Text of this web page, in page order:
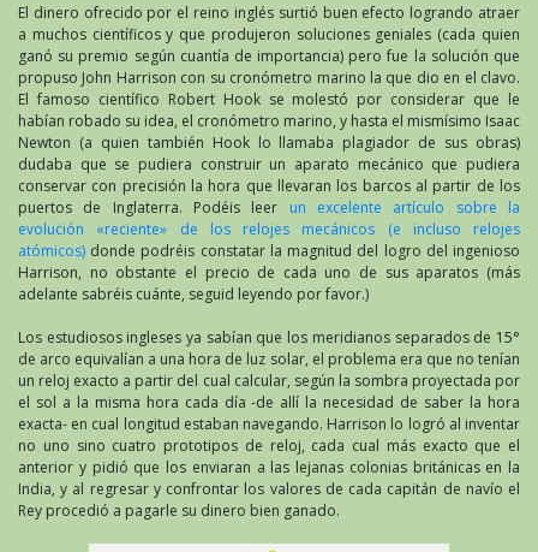
El dinero ofrecido por el reino inglés surtió buen efecto logrando atraer
a muchos científicos y que produjeron soluciones geniales (cada quien
ganó su premio según cuantía de importancia) pero fue la solución que
propuso John Harrison con su cronómetro marino la que dio en el clavo.
El famoso científico Robert Hook se molestó por considerar que le
habían robado su idea, el cronómetro marino, y hasta el mismísimo Isaac
Newton (a quien también Hook lo llamaba plagiador de sus obras)
dudaba que se pudiera construir un aparato mecánico que pudiera
conservar con precisión la hora que llevaran los barcos al partir de los
puertos de Inglaterra. Podéis leer un excelente artículo sobre la
evolución «reciente» de los relojes mecánicos (e incluso relojes
atómicos) donde podréis constatar la magnitud del logro del ingenioso
Harrison, no obstante el precio de cada uno de sus aparatos (más
adelante sabréis cuánte, seguid leyendo por favor.)
Los estudiosos ingleses ya sabían que los meridianos separados de 15°
de arco equivalían a una hora de luz solar, el problema era que no tenían
un reloj exacto a partir del cual calcular, según la sombra proyectada por
el sol a la misma hora cada día -de allí la necesidad de saber la hora
exacta- en cual longitud estaban navegando. Harrison lo logró al inventar
no uno sino cuatro prototipos de reloj, cada cual más exacto que el
anterior y pidió que los enviaran a las lejanas colonias británicas en la
India, y al regresar y confrontar los valores de cada capitán de navío el
Rey procedió a pagarle su dinero bien ganado.